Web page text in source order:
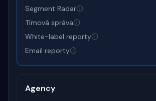
Segment Radar
Tímová správa
White-label reporty
Email reporty
Agency